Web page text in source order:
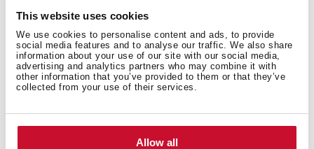
This website uses cookies
We use cookies to personalise content and ads, to provide
social media features and to analyse our traffic. We also share
information about your use of our site with our social media,
advertising and analytics partners who may combine it with
other information that you’ve provided to them or that they’ve
collected from your use of their services.
Allow all
Disposición del fregadero